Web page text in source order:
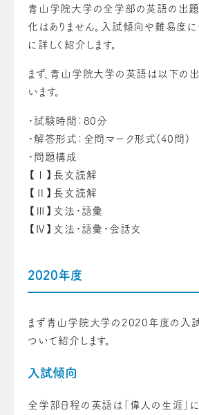
青山学院大学の全学部の英語の出
化はありません。入試傾向や難易度
に詳しく紹介します。
まず、青山学院大学の英語は以下の
います。
・試験時間：80分
・解答形式：全問マーク形式(40問)
・問題構成
【Ⅰ】長文読解
【Ⅱ】長文読解
【Ⅲ】文法・語彙
【Ⅳ】文法・語彙・会話文
2020年度
まず青山学院大学の2020年度の入
ついて紹介します。
入試傾向
全学部日程の英語は「偉人の生涯」